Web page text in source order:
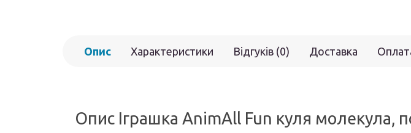
Опис Характеристики Відгуків (0) Доставка
Опис Іграшка AnimAll Fun куля молекула,